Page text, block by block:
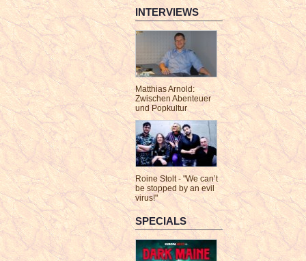
INTERVIEWS
Matthias Arnold:
Zwischen Abenteuer
und Popkultur
Roine Stolt - "We can’t
be stopped by an evil
virus!"
SPECIALS